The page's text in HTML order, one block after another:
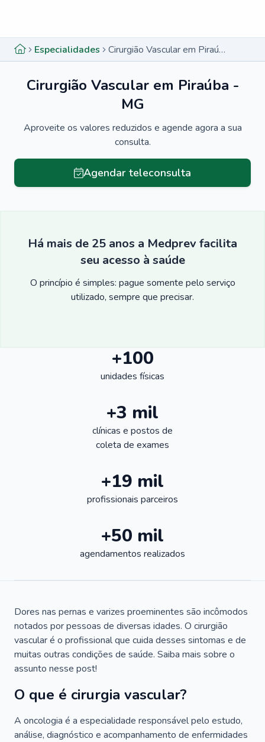
Especialidades Cirurgião Vascular em Piraúba - MG
Cirurgião Vascular em Piraúba -
MG
Aproveite os valores reduzidos e agende agora a sua
consulta.
Agendar teleconsulta
Há mais de 25 anos a Medprev facilita
seu acesso à saúde
O princípio é simples: pague somente pelo serviço
utilizado, sempre que precisar.
+100
unidades físicas
+3 mil
clínicas e postos de
coleta de exames
+19 mil
profissionais parceiros
+50 mil
agendamentos realizados
Dores nas pernas e varizes proeminentes são incômodos
notados por pessoas de diversas idades. O cirurgião
vascular é o profissional que cuida desses sintomas e de
muitas outras condições de saúde. Saiba mais sobre o
assunto nesse post!
O que é cirurgia vascular?
A oncologia é a especialidade responsável pelo estudo,
análise, diagnóstico e acompanhamento de enfermidades